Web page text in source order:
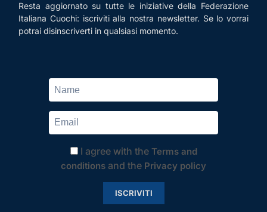
Resta aggiornato su tutte le iniziative della Federazione
Italiana Cuochi: iscriviti alla nostra newsletter. Se lo vorrai
potrai disinscriverti in qualsiasi momento.
I agree with the Terms and
conditions and the Privacy policy
ISCRIVITI